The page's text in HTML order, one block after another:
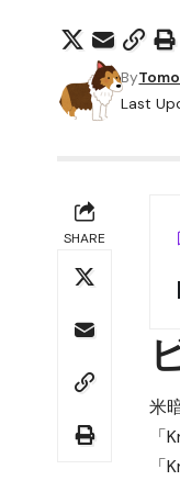
Last
By
SHARE
米